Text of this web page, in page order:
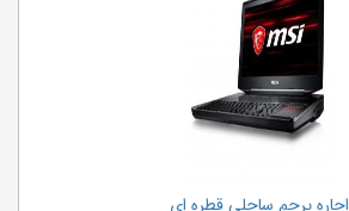
اجاره پرچم ساحلی قطره ای